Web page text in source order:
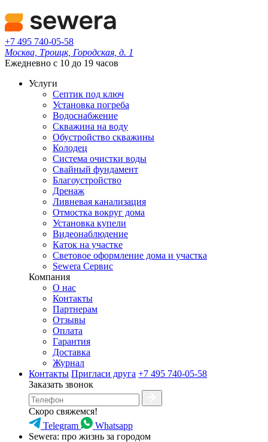
+7 495 740-05-58
Москва, Троицк, Городская, д. 1
Ежедневно с 10 до 19 часов
Услуги
Септик под ключ
Установка погреба
Водоснабжение
Скважина на воду
Обустройство скважины
Колодец
Система очистки воды
Свайный фундамент
Благоустройство
Дренаж
Ливневая канализация
Отмостка вокруг дома
Установка купели
Видеонаблюдение
Каток на участке
Световое оформление дома и участка
Sewera Сервис
Компания
О нас
Контакты
Партнерам
Отзывы
Оплата
Гарантия
Доставка
Журнал
Контакты Пригласи друга +7 495 740-05-58
Заказать звонок
Скоро свяжемся!
Telegram
Whatsapp
Sewera: про жизнь за городом